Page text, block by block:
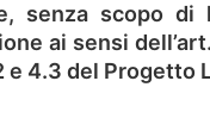
senza scopo di
ai sensi
del Progetto